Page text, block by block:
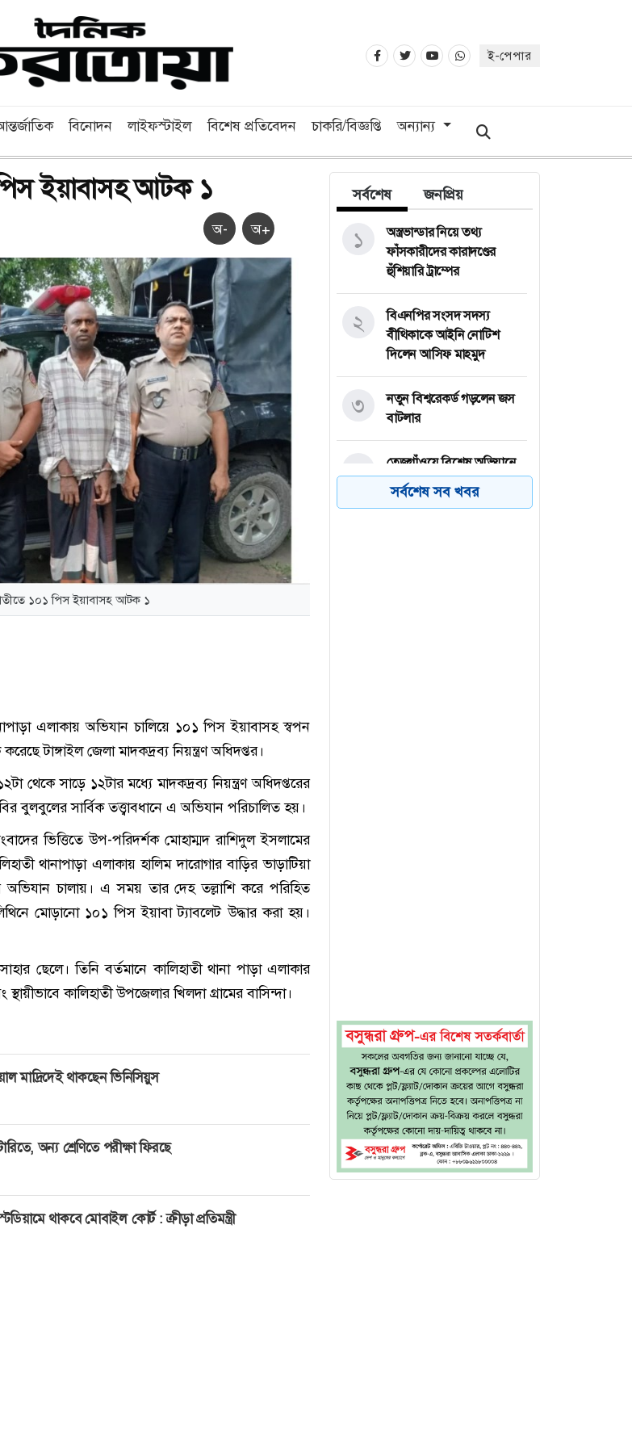
ই-পেপার
বিনোদন লাইফস্টাইল বিশেষ প্রতিবেদন চাকরি/বিজ্ঞপ্তি অন্যান্য
ইয়াবাসহ আটক ১
অ- অ+
১০১ পিস ইয়াবাসহ আটক ১
এলাকায় অভিযান চালিয়ে ১০১ পিস ইয়াবাসহ স্বপন
টাঙ্গাইল জেলা মাদকদ্রব্য নিয়ন্ত্রণ অধিদপ্তর।
সাড়ে ১২টার মধ্যে মাদকদ্রব্য নিয়ন্ত্রণ অধিদপ্তরের
সার্বিক তত্ত্বাবধানে এ অভিযান পরিচালিত হয়।
ভিত্তিতে উপ-পরিদর্শক মোহাম্মদ রাশিদুল ইসলামের
থানাপাড়া এলাকায় হালিম দারোগার বাড়ির ভাড়াটিয়া
চালায়। এ সময় তার দেহ তল্লাশি করে পরিহিত
মোড়ানো ১০১ পিস ইয়াবা ট্যাবলেট উদ্ধার করা হয়।
ছেলে। তিনি বর্তমানে কালিহাতী থানা পাড়া এলাকার
কালিহাতী উপজেলার খিলদা গ্রামের বাসিন্দা।
মাদ্রিদেই থাকছেন ভিনিসিয়ুস
অন্য শ্রেণিতে পরীক্ষা ফিরছে
থাকবে মোবাইল কোর্ট : ক্রীড়া প্রতিমন্ত্রী
সর্বশেষ জনপ্রিয়
অস্ত্রভান্ডার নিয়ে তথ্য
ফাঁসকারীদের কারাদণ্ডের
হুঁশিয়ারি ট্রাম্পের
১
বিএনপির সংসদ সদস্য
বীথিকাকে আইনি নোটিশ
দিলেন আসিফ মাহমুদ
২
নতুন বিশ্বরেকর্ড গড়লেন জস
বাটলার
৩
তেজগাঁওয়ে বিশেষ অভিযানে
গ্রেফতার ৫৬
৪
সর্বশেষ সব খবর